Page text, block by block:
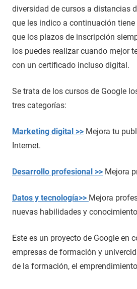
diversidad de cursos a distancias
que les indico a continuación
que los plazos de inscripción
los puedes realizar cuando mejor
con un certificado incluso digital.
Se trata de los cursos de Google
tres categorías:
Marketing digital >> Mejora tu
Internet.
Desarrollo profesional >> Mejora
Datos y tecnología>> Mejora
nuevas habilidades y
Este es un proyecto de Google en
empresas de formación y
de la formación, el